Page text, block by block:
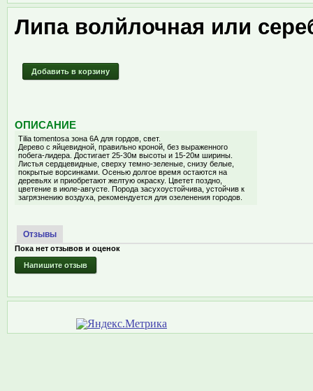
Липа волйлочная или
Добавить в корзину
ОПИСАНИЕ
Tilia tomentosa зона 6А для гордов, свет.
Дерево с яйцевидной, правильно кроной, без выраженного
побега-лидера. Достигает 25-30м высоты и 15-20м ширины.
Листья сердцевидные, сверху темно-зеленые, снизу белые,
покрытые ворсинками. Осенью долгое время остаются на
деревьях и приобретают желтую окраску. Цветет поздно,
цветение в июле-августе. Порода засухоустойчива, устойчив к
загрязнению воздуха, рекомендуется для озеленения городов.
Отзывы
Пока нет отзывов и оценок
Напишите отзыв